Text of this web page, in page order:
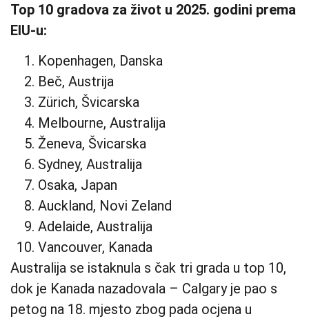
Top 10 gradova za život u 2025. godini prema
EIU-u:
Kopenhagen, Danska
Beč, Austrija
Zürich, Švicarska
Melbourne, Australija
Ženeva, Švicarska
Sydney, Australija
Osaka, Japan
Auckland, Novi Zeland
Adelaide, Australija
Vancouver, Kanada
Australija se istaknula s čak tri grada u top 10,
dok je Kanada nazadovala – Calgary je pao s
petog na 18. mjesto zbog pada ocjena u